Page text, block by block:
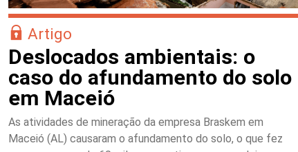
Artigo
Deslocados ambientais: o
caso do afundamento do solo
em Maceió
As atividades de mineração da empresa Braskem em
Maceió (AL) causaram o afundamento do solo, o que fez